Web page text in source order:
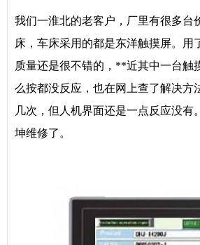
我们一淮北的老客户，厂里有很多台
床，车床采用的都是东洋触摸屏。用
质量还是很不错的，**近其中一台触
么按都没反应，也在网上查了解决方
几次，但人机界面还是一点反应没有
坤维修了。